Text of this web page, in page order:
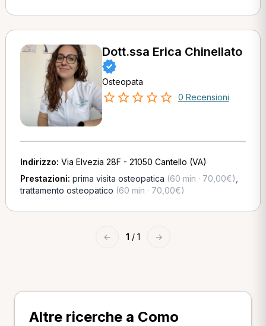
Dott.ssa Erica Chinellato
Osteopata
0 Recensioni
Indirizzo: Via Elvezia 28F - 21050 Cantello (VA)
Prestazioni: prima visita osteopatica (60 min · 70,00€)
trattamento osteopatico (60 min · 70,00€)
← 1 / 1 →
Altre ricerche a Como